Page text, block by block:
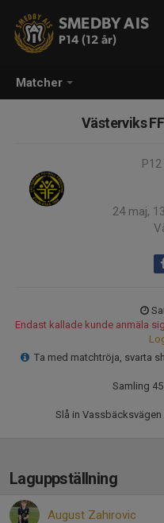
Matcher
SMEDBY AIS
P14 (12 år)
Västerviks
24 maj,
Endast kallade kunde anmäla
Ta med matchtröja, svarta
Samling
Slå in Vassbäcksvägen
Laguppställning
August Zahirovic